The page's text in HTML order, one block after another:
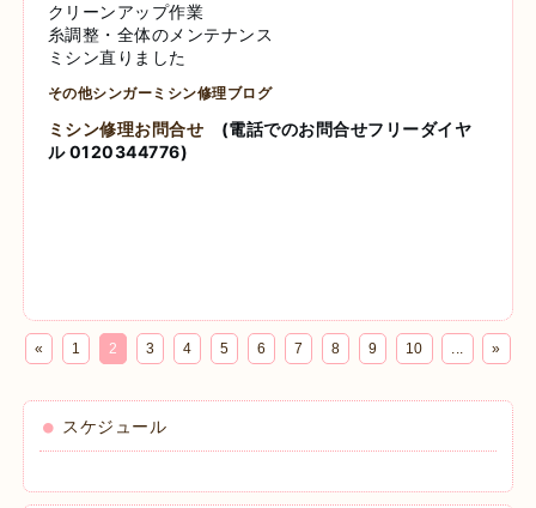
クリーンアップ作業
糸調整・全体のメンテナンス
ミシン直りました
その他シンガーミシン修理ブログ
ミシン修理お問合せ
(電話でのお問合せフリーダイヤ
ル 0120344776)
« 1 2 3 4 5 6 7 8 9 10 ... »
スケジュール